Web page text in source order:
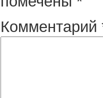
Комментарий